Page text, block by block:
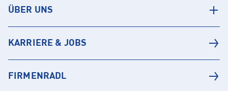
ÜBER UNS
KARRIERE & JOBS
FIRMENRADL